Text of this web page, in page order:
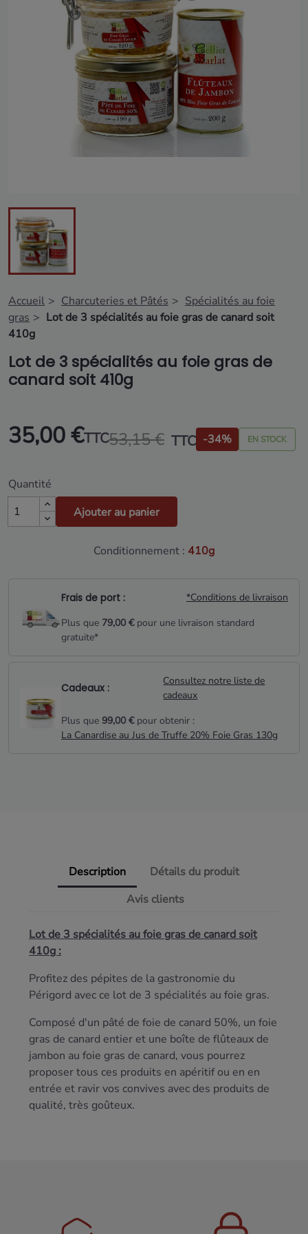
Accueil Charcuteries et Pâtés
Spécialités au foie
gras
Lot de 3 spécialités au foie gras de canard soit
410g
Lot de 3 spécialités au foie gras de
canard soit 410g
35,00 €TTC53,15 € TTC -34% EN STOCK
Quantité
Ajouter au panier
Conditionnement : 410g
Frais de port :
*Conditions de livraison
Plus que 79,00 €pour une livraison standard
gratuite*
Cadeaux :
Consultez notre liste de
cadeaux
Plus que 99,00 €pour obtenir :
La Canardise au Jus de Truffe 20% Foie Gras 130g
Description
Détails du produit
Avis clients
Lot de 3 spécialités au foie gras de canard soit
410g :
Profitez des pépites de la gastronomie du
Périgord avec ce lot de 3 spécialités au foie gras.
Composé d'un pâté de foie de canard 50%, un foie
gras de canard entier et une boîte de flûteaux de
jambon au foie gras de canard, vous pourrez
proposer tous ces produits en apéritif ou en en
entrée et ravir vos convives avec des produits de
qualité, très goûteux.